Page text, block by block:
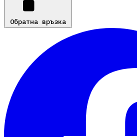
Обратна връзка
Обратна връзка